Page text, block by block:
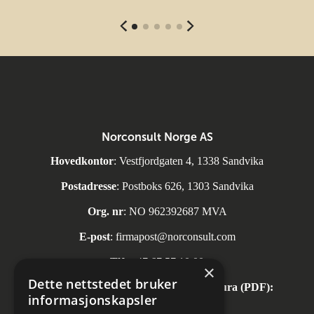
Norconsult Norge AS
Hovedkontor: Vestfjordgaten 4, 1338 Sandvika
Postadresse: Postboks 626, 1303 Sandvika
Org. nr: NO 962392687 MVA
E-post: firmapost@norconsult.com
Tlf: +47 67 57 10 00
Automatisk mottak av inngående faktura (PDF):
invoice.no@norconsult.com
×
Dette nettstedet bruker
informasjonskapsler